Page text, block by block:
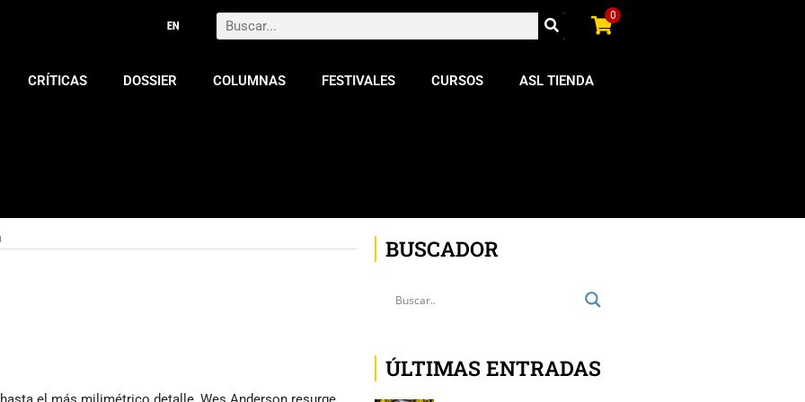
Search 0
CRÍTICAS DOSSIER COLUMNAS FESTIVALES CURSOS ASL TIENDA
BUSCADOR
ÚLTIMAS ENTRADAS